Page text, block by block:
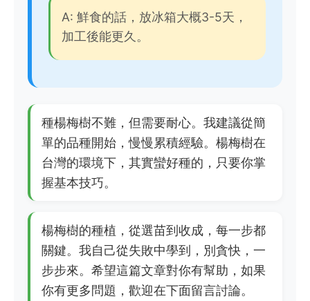
A: 鮮食的話，放冰箱大概3-5天，
加工後能更久。
種楊梅樹不難，但需要耐心。我建議從簡
單的品種開始，慢慢累積經驗。楊梅樹在
台灣的環境下，其實蠻好種的，只要你掌
握基本技巧。
楊梅樹的種植，從選苗到收成，每一步都
關鍵。我自己從失敗中學到，別貪快，一
步步來。希望這篇文章對你有幫助，如果
你有更多問題，歡迎在下面留言討論。